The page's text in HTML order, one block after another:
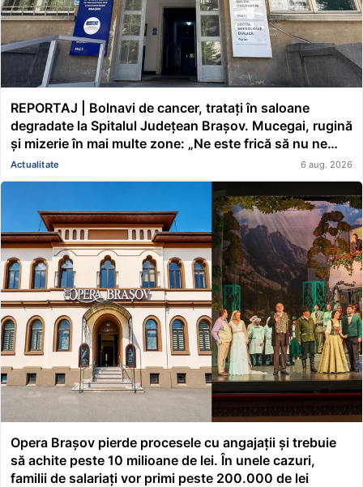
REPORTAJ | Bolnavi de cancer, tratați în saloane
degradate la Spitalul Județean Brașov. Mucegai, rugină
și mizerie în mai multe zone: „Ne este frică să nu ne
cadă tavanul în cap” FOTO/VIDEO
Actualitate 6 aug. 2026
Opera Brașov pierde procesele cu angajații și trebuie
să achite peste 10 milioane de lei. În unele cazuri,
familii de salariați vor primi peste 200.000 de lei